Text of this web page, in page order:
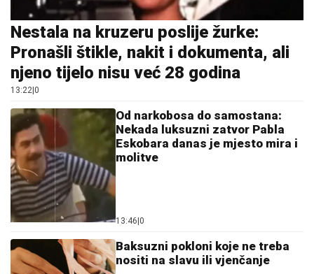
Nestala na kruzeru poslije žurke:
Pronašli štikle, nakit i dokumenta, ali
njeno tijelo nisu već 28 godina
13:22 0
Od narkobosa do samostana:
Nekada luksuzni zatvor Pabla
Eskobara danas je mjesto mira i
molitve
13:46 0
Baksuzni pokloni koje ne treba
nositi na slavu ili vjenčanje